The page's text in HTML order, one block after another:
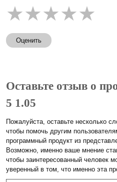
★★★★★
Оценить
Оставьте отзыв о
5 1.05
Пожалуйста, оставьте несколько
чтобы помочь другим
программный продукт из
Возможно, именно ваше мнение
чтобы заинтересованный человек
уверенный в том, что именно эта